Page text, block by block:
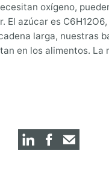
oxígeno,
El azúcar es
larga, nuestras
en los alimentos.